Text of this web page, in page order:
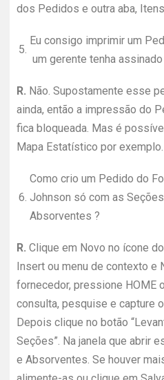
dos Pedidos e outra aba,
5.
Eu consigo imprimir um
um gerente tenha
R. Não. Supostamente esse
ainda, então a impressão do
fica bloqueada. Mas é
Mapa Estatístico por exemplo.
6.
Como crio um Pedido do
Johnson só com as
Absorventes ?
R. Clique em Novo no ícone
Insert ou menu de contexto e
fornecedor, pressione HOME
consulta, pesquise e capture
Depois clique no botão
Seções”. Na janela que abrir
e Absorventes. Se houver